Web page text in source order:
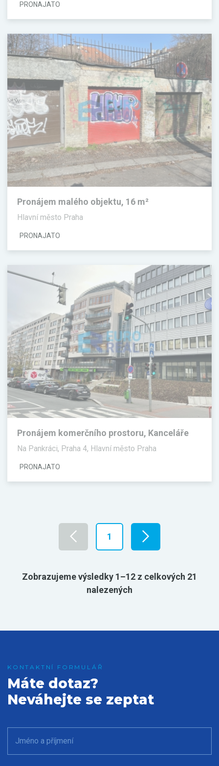
PRONAJATO
Pronájem malého objektu, 16 m²
Hlavní město Praha
PRONAJATO
Pronájem komerčního prostoru, Kanceláře
Na Pankráci, Praha 4, Hlavní město Praha
PRONAJATO
1
Zobrazujeme výsledky 1–12 z celkových 21
nalezených
Máte dotaz?
Neváhejte se zeptat
Jméno a příjmení